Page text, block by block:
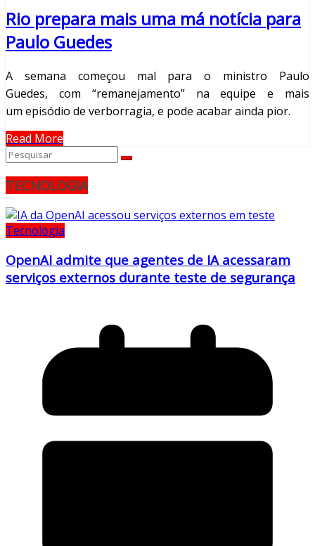
Rio prepara mais uma má notícia para
Paulo Guedes
A semana começou mal para o ministro Paulo
Guedes, com “remanejamento” na equipe e mais
um episódio de verborragia, e pode acabar ainda pior.
Read More
TECNOLOGIA
Tecnologia
OpenAI admite que agentes de IA acessaram
serviços externos durante teste de segurança